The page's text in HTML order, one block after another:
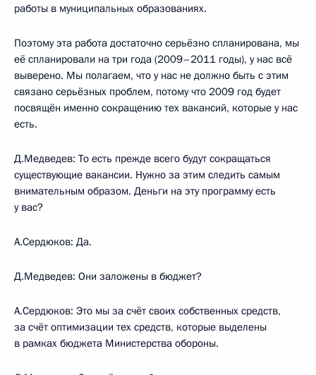
работы в муниципальных образованиях.
Поэтому эта работа достаточно серьёзно спланирована, мы
её спланировали на три года (2009–2011 годы), у нас всё
выверено. Мы полагаем, что у нас не должно быть с этим
связано серьёзных проблем, потому что 2009 год будет
посвящён именно сокращению тех вакансий, которые у нас
есть.
Д.Медведев: То есть прежде всего будут сокращаться
существующие вакансии. Нужно за этим следить самым
внимательным образом. Деньги на эту программу есть
у вас?
А.Сердюков: Да.
Д.Медведев: Они заложены в бюджет?
А.Сердюков: Это мы за счёт своих собственных средств,
за счёт оптимизации тех средств, которые выделены
в рамках бюджета Министерства обороны.